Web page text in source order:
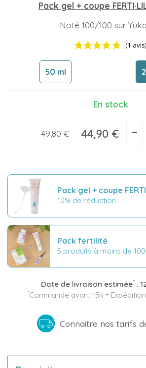
Pack gel + coupe
Noté 100/100 sur Yuka
50 ml
En stock
49,80 € 44,90 € −
Pack gel + coupe
10% de réduction
Pack fertilité
5 produits à moins de
Date de livraison estimée*:
*Commande avant 15h =
Connaitre nos tarifs